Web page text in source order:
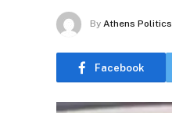
By Athens Politics
Facebook